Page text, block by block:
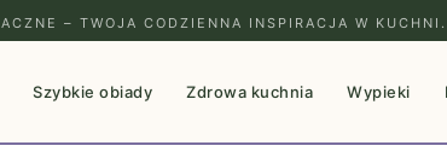
– TWOJA CODZIENNA INSPIRACJA W KUCHNI.
Szybkie obiady Zdrowa kuchnia Wypieki